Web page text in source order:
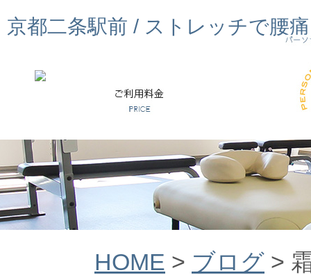
京都二条駅前 / ストレッチで腰
HOME > ブログ >